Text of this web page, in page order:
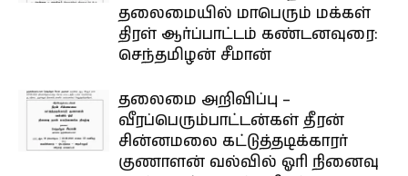
தலைமையில் மாபெரும் மக்கள்
திரள் ஆர்ப்பாட்டம் கண்டனவுரை:
செந்தமிழன் சீமான்
தலைமை அறிவிப்பு –
வீரப்பெரும்பாட்டன்கள் தீரன்
சின்னமலை கட்டுத்தடிக்காரர்
குணாளன் வல்வில் ஓரி நினைவு